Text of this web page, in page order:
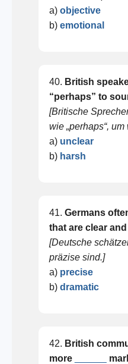
a) objective
b) emotional
40. British
“perhaps” to
[Britische
wie „perhaps“,
a) unclear
b) harsh
41. Germans
that are clear and
[Deutsche
präzise sind.]
a) precise
b) dramatic
42. British
more